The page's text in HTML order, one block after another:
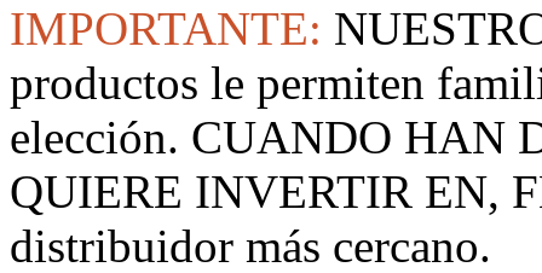
IMPORTANTE:
productos le permiten
elección. CUANDO HAN
QUIERE INVERTIR EN,
distribuidor más cercano.